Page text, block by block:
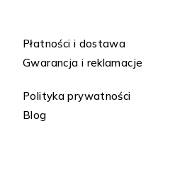
Płatności i dostawa
Gwarancja i reklamacje​​
Polityka prywatności
Blog